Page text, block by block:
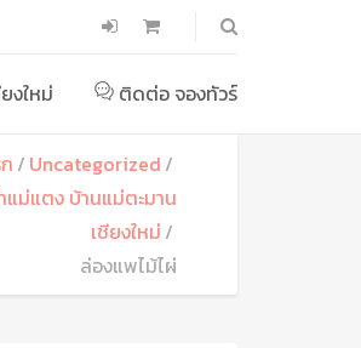
งใหม่ ติดต่อ จองทัวร์
Uncategorized
แม่แตง บ้านแม่ตะมาน
เชียงใหม่
ล่องแพไม้ไผ่